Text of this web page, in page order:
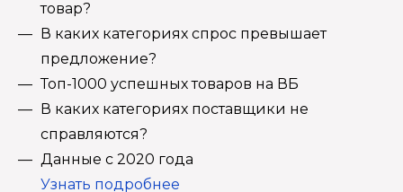
товар?
В каких категориях спрос превышает
предложение?
Топ-1000 успешных товаров на ВБ
В каких категориях поставщики не
справляются?
Данные с 2020 года
Узнать подробнее